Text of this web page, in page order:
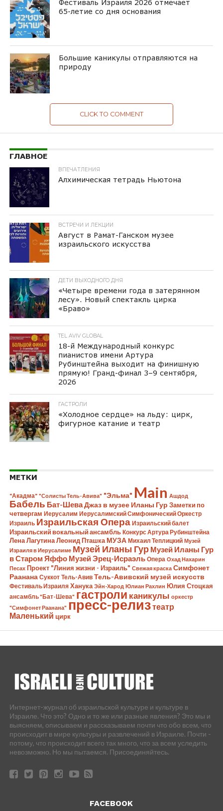
Фестиваль Израиля 2026 отмечает
65-летие со дня основания
Большие каникулы отправляются на
природу
CLICK TO COMMENT
ГЛАВНОЕ
ВПЕЧАТЛЕНИЯ
Алхимическая тетрадь Ньютона
ВСТРЕЧИ И ЛЕКЦИИ
Август в Рамат-Ганском музее
израильского искусства
ДЕТИ ВЫХОДНОГО ДНЯ
«Четыре времени года в затерянном
лесу». Новый спектакль цирка
«Браво»
TEL AVIV GLOBAL
18-й Международный конкурс
пианистов имени Артура
Рубинштейна выходит на финишную
прямую! Гранд-финал 3–9 сентября,
2026
ГАСТРОЛИ
«Холодное сердце» на льду: цирк,
фигурное катание и театр
МЕТКИ
"Акадма" "Солисты Тель-Авива" "Эльма" Main Ашдод
Бабель Бат-ШеваДжаз в музее Иланы Гур Заметки по
четвергам Иерусалим Иерусалимский Симфонический Оркестр
Израиль Израильская Опера Израильский балет
Израильский вокальный ансамбль Конкурс Артура Рубинштейна
Лена Лагутина Леонид Пташка МУЗА Михаил Теплицкий Музей
Израиля в Иерусалиме Музей Иланы Гур Музей Иланы Гур
в Старом Яффо Музей Эрец-Исраэль Опера Охад Нахарин
Песах Проект "Линия жизни - Израиль" Свежая краска Симфонет
Раанана Суккот Тель-Авив Тель-Авивский музей искусств
Фестиваль Израиля Ханука Эйн-Харод Юлиан Рахлин Юлия Стоцкая
ансамбль "Бат-Шева" гастроли каникулы оркестр
"Симфонет Раанана" пресс-релизтеатр
Маленький цирк
Интернет-журнал об израильской культуре и культуре в
Израиле. Что это? Одно и то же или разные явления? Это мы и
выясняем, описываем и рассказываем почти что обо всем, что
происходит в мире культуры и развлечений в Израиле. Почти -
потому, что происходит всего так много, что за всем уследить
невозможно. Но мы пытаемся. Присоединяйтесь.
FACEBOOK